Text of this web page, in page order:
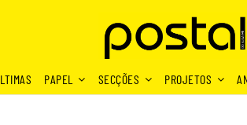
PAPEL SECÇÕES PROJETOS